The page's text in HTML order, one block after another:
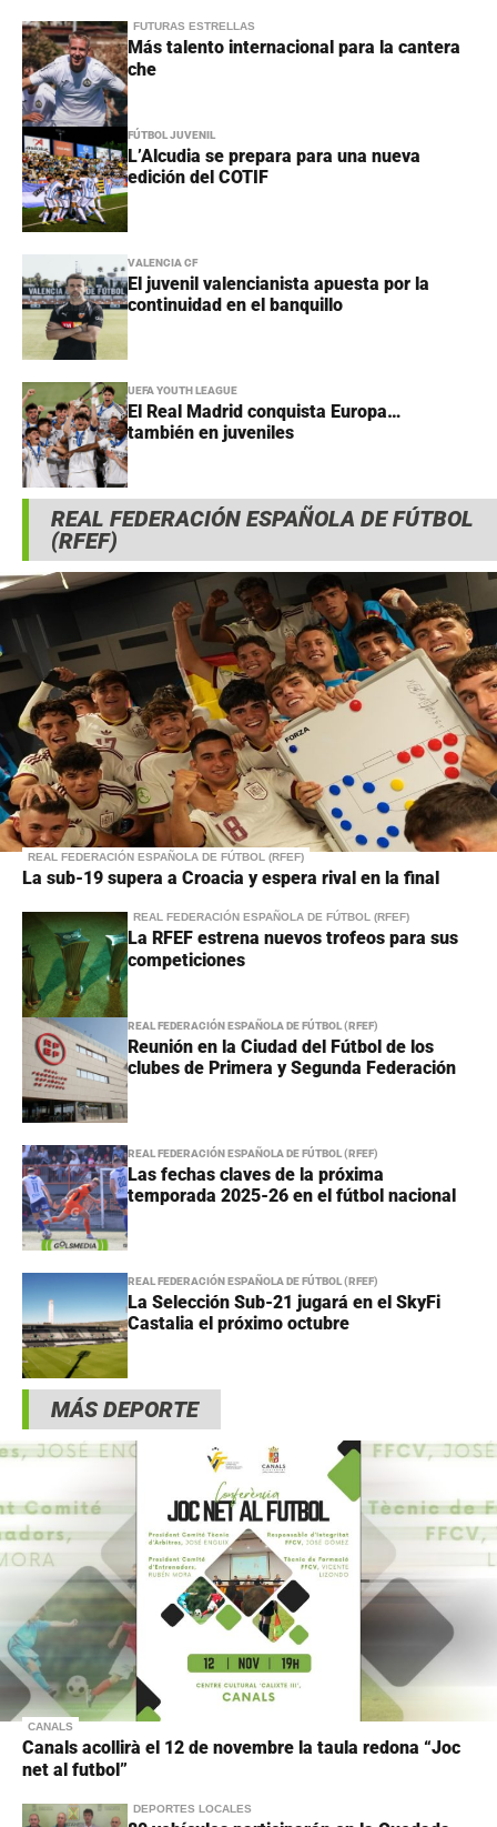
FUTURAS ESTRELLAS
Más talento internacional para la cantera
che
FÚTBOL JUVENIL
L’Alcudia se prepara para una nueva
edición del COTIF
VALENCIA CF
El juvenil valencianista apuesta por la
continuidad en el banquillo
UEFA YOUTH LEAGUE
El Real Madrid conquista Europa…
también en juveniles
REAL FEDERACIÓN ESPAÑOLA DE FÚTBOL
(RFEF)
REAL FEDERACIÓN ESPAÑOLA DE FÚTBOL (RFEF)
La sub-19 supera a Croacia y espera rival en la final
REAL FEDERACIÓN ESPAÑOLA DE FÚTBOL (RFEF)
La RFEF estrena nuevos trofeos para sus
competiciones
REAL FEDERACIÓN ESPAÑOLA DE FÚTBOL (RFEF)
Reunión en la Ciudad del Fútbol de los
clubes de Primera y Segunda Federación
REAL FEDERACIÓN ESPAÑOLA DE FÚTBOL (RFEF)
Las fechas claves de la próxima
temporada 2025-26 en el fútbol nacional
REAL FEDERACIÓN ESPAÑOLA DE FÚTBOL (RFEF)
La Selección Sub-21 jugará en el SkyFi
Castalia el próximo octubre
MÁS DEPORTE
CANALS
Canals acollirà el 12 de novembre la taula redona “Joc
net al futbol”
DEPORTES LOCALES